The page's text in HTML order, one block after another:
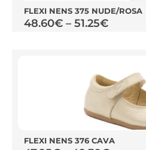
FLEXI NENS 375 NUDE/ROSA
48.60€ – 51.25€
FLEXI NENS 376 CAVA